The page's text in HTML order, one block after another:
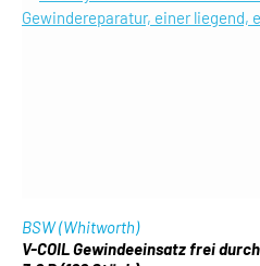
BSW (Whitworth)
V-COIL Gewindeeinsatz frei